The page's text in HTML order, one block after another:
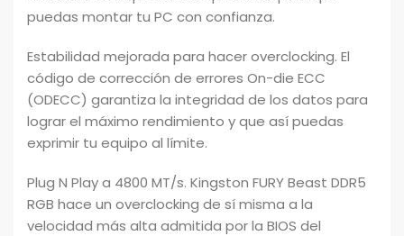
puedas montar tu PC con confianza.
Estabilidad mejorada para hacer overclocking. El
código de corrección de errores On-die ECC
(ODECC) garantiza la integridad de los datos para
lograr el máximo rendimiento y que así puedas
exprimir tu equipo al límite.
Plug N Play a 4800 MT/s. Kingston FURY Beast DDR5
RGB hace un overclocking de sí misma a la
velocidad más alta admitida por la BIOS del